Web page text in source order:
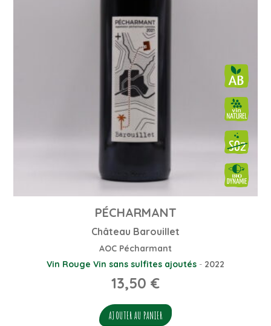
PÉCHARMANT
Château Barouillet
AOC Pécharmant
Vin Rouge Vin sans sulfites ajoutés - 2022
13,50 €
AJOUTER AU PANIER